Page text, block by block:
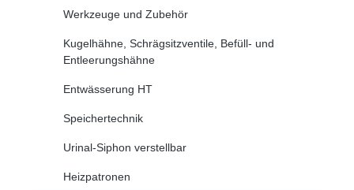
Werkzeuge und Zubehör
Kugelhähne, Schrägsitzventile, Befüll- und
Entleerungshähne
Entwässerung HT
Speichertechnik
Urinal-Siphon verstellbar
Heizpatronen